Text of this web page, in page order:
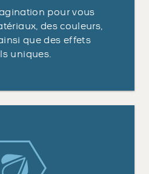
pour vous
des couleurs,
que des effets
uniques.